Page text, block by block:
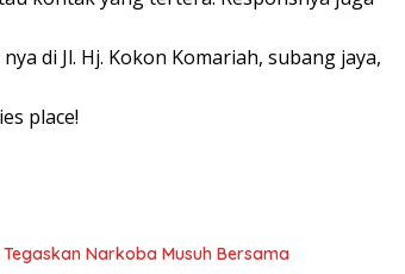
di Jl. Hj. Kokon Komariah, subang jaya,
place!
Narkoba Musuh Bersama